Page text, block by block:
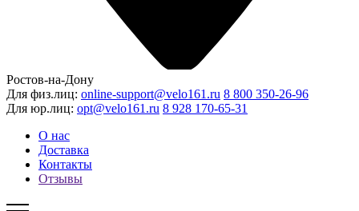
Ростов-на-Дону
Для физ.лиц: online-support@velo161.ru 8 800 350-26-96
Для юр.лиц: opt@velo161.ru 8 928 170-65-31
О нас
Доставка
Контакты
Отзывы